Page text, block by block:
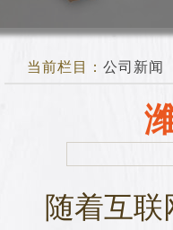
当前栏目： 公司新闻
随着互